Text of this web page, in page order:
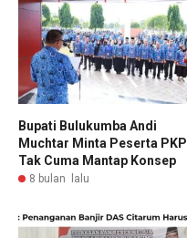
Bupati Bulukumba Andi
Muchtar Minta Peserta PKP
Tak Cuma Mantap Konsep
8 bulan lalu